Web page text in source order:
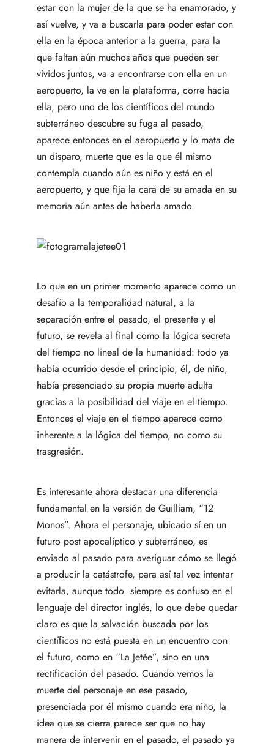
estar con la mujer de la que se ha enamorado, y
así vuelve, y va a buscarla para poder estar con
ella en la época anterior a la guerra, para la
que faltan aún muchos años que pueden ser
vividos juntos, va a encontrarse con ella en un
aeropuerto, la ve en la plataforma, corre hacia
ella, pero uno de los científicos del mundo
subterráneo descubre su fuga al pasado,
aparece entonces en el aeropuerto y lo mata de
un disparo, muerte que es la que él mismo
contempla cuando aún es niño y está en el
aeropuerto, y que fija la cara de su amada en su
memoria aún antes de haberla amado.
Lo que en un primer momento aparece como un
desafío a la temporalidad natural, a la
separación entre el pasado, el presente y el
futuro, se revela al final como la lógica secreta
del tiempo no lineal de la humanidad: todo ya
había ocurrido desde el principio, él, de niño,
había presenciado su propia muerte adulta
gracias a la posibilidad del viaje en el tiempo.
Entonces el viaje en el tiempo aparece como
inherente a la lógica del tiempo, no como su
trasgresión.
Es interesante ahora destacar una diferencia
fundamental en la versión de Guilliam, “12
Monos”. Ahora el personaje, ubicado sí en un
futuro post apocalíptico y subterráneo, es
enviado al pasado para averiguar cómo se llegó
a producir la catástrofe, para así tal vez intentar
evitarla, aunque todo siempre es confuso en el
lenguaje del director inglés, lo que debe quedar
claro es que la salvación buscada por los
científicos no está puesta en un encuentro con
el futuro, como en “La Jetée”, sino en una
rectificación del pasado. Cuando vemos la
muerte del personaje en ese pasado,
presenciada por él mismo cuando era niño, la
idea que se cierra parece ser que no hay
manera de intervenir en el pasado, el pasado ya